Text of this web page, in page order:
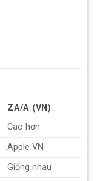
ZA/A (VN)
Cao hơn
Apple VN
Giống nhau